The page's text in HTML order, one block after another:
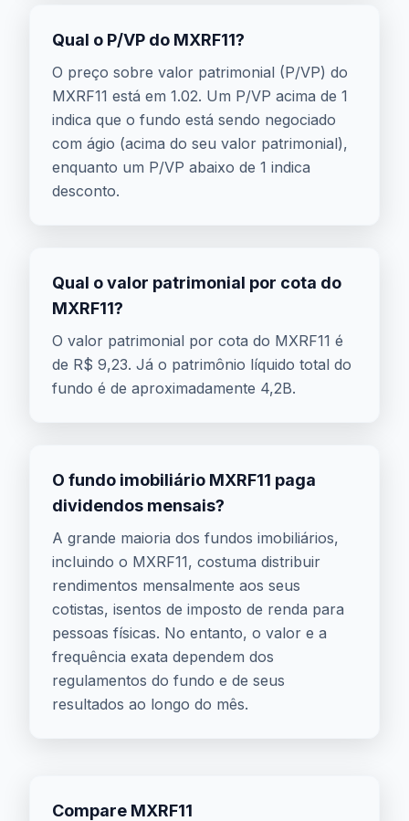
Qual o P/VP do MXRF11?
O preço sobre valor patrimonial (P/VP) do
MXRF11 está em 1.02. Um P/VP acima de 1
indica que o fundo está sendo negociado
com ágio (acima do seu valor patrimonial),
enquanto um P/VP abaixo de 1 indica
desconto.
Qual o valor patrimonial por cota do
MXRF11?
O valor patrimonial por cota do MXRF11 é
de R$ 9,23. Já o patrimônio líquido total do
fundo é de aproximadamente 4,2B.
O fundo imobiliário MXRF11 paga
dividendos mensais?
A grande maioria dos fundos imobiliários,
incluindo o MXRF11, costuma distribuir
rendimentos mensalmente aos seus
cotistas, isentos de imposto de renda para
pessoas físicas. No entanto, o valor e a
frequência exata dependem dos
regulamentos do fundo e de seus
resultados ao longo do mês.
Compare MXRF11